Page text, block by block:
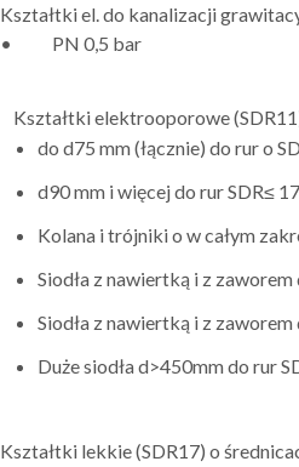
Kształtki el. do kanalizacji
• PN 0,5 bar
Kształtki elektrooporowe
do d75 mm (łącznie) do rur o
d90 mm i więcej do rur SDR≤ 17
Kolana i trójniki o w całym
Siodła z nawiertką i z
Siodła z nawiertką i z
Duże siodła d>450mm do rur
Kształtki lekkie (SDR17) o